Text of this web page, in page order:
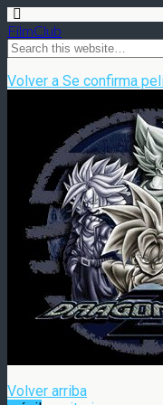
FilmClub
Volver a Se confirma
Volver arriba